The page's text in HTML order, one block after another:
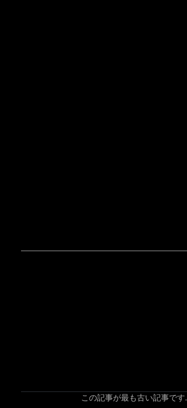
この記事が最も古い記事です.